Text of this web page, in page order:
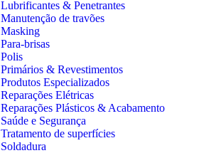
Lubrificantes & Penetrantes
Manutenção de travões
Masking
Para-brisas
Polis
Primários & Revestimentos
Produtos Especializados
Reparações Elétricas
Reparações Plásticos & Acabamento
Saúde e Segurança
Tratamento de superfícies
Soldadura